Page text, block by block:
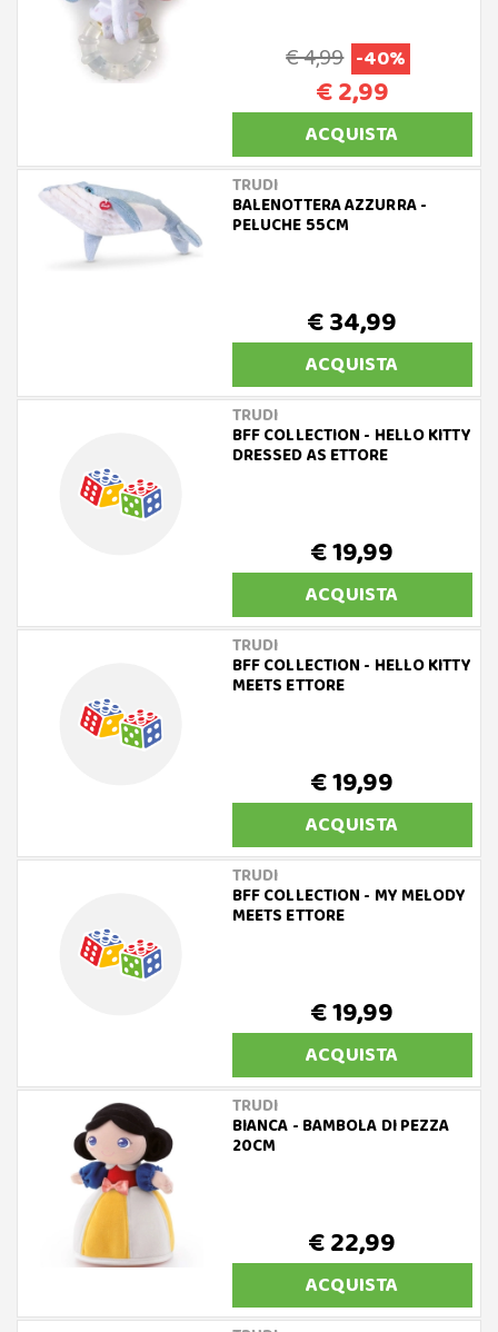
€ 4,99 -40%
€ 2,99
ACQUISTA
TRUDI
BALENOTTERA AZZURRA -
PELUCHE 55CM
€ 34,99
ACQUISTA
TRUDI
BFF COLLECTION - HELLO KITTY
DRESSED AS ETTORE
€ 19,99
ACQUISTA
TRUDI
BFF COLLECTION - HELLO KITTY
MEETS ETTORE
€ 19,99
ACQUISTA
TRUDI
BFF COLLECTION - MY MELODY
MEETS ETTORE
€ 19,99
ACQUISTA
TRUDI
BIANCA - BAMBOLA DI PEZZA
20CM
€ 22,99
ACQUISTA